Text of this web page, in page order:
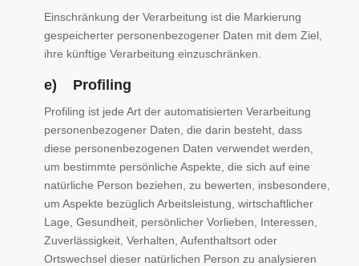
Einschränkung der Verarbeitung ist die Markierung
gespeicherter personenbezogener Daten mit dem Ziel,
ihre künftige Verarbeitung einzuschränken.
e) Profiling
Profiling ist jede Art der automatisierten Verarbeitung
personenbezogener Daten, die darin besteht, dass
diese personenbezogenen Daten verwendet werden,
um bestimmte persönliche Aspekte, die sich auf eine
natürliche Person beziehen, zu bewerten, insbesondere,
um Aspekte bezüglich Arbeitsleistung, wirtschaftlicher
Lage, Gesundheit, persönlicher Vorlieben, Interessen,
Zuverlässigkeit, Verhalten, Aufenthaltsort oder
Ortswechsel dieser natürlichen Person zu analysieren